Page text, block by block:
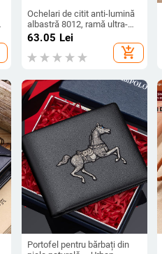
Ochelari de citit anti-lumină
albastră 8012, ramă ultra-
ușoară din PC, ramă pătrată
mică, vârstnicii arată mai
tineri, mai multe grade,
prezbiopie opțională, punct
63.05 Lei
add_shopping_cart
Portofel pentru bărbați din